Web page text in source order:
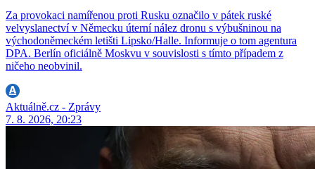
Za provokaci namířenou proti Rusku označilo v pátek ruské
velvyslanectví v Německu úterní nález dronu s výbušninou na
východoněmeckém letišti Lipsko/Halle. Informuje o tom agentura
DPA. Berlín oficiálně Moskvu v souvislosti s tímto případem z
ničeho neobvinil.
Aktuálně.cz - Zprávy
7. 8. 2026, 20:23